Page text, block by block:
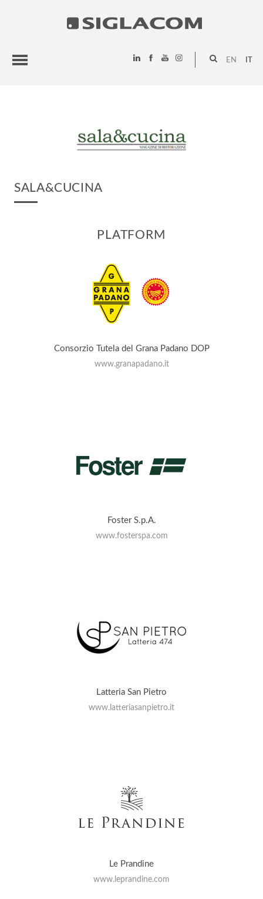
EN
SALA&CUCINA
PLATFORM
Consorzio Tutela del Grana Padano DOP
www.granapadano.it
Foster S.p.A.
www.fosterspa.com
Latteria San Pietro
www.latteriasanpietro.it
Le Prandine
www.leprandine.com